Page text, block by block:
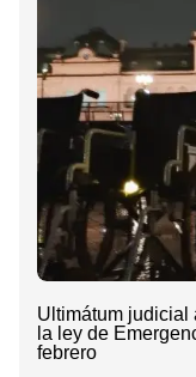
Ultimátum judicial
la ley de
febrero